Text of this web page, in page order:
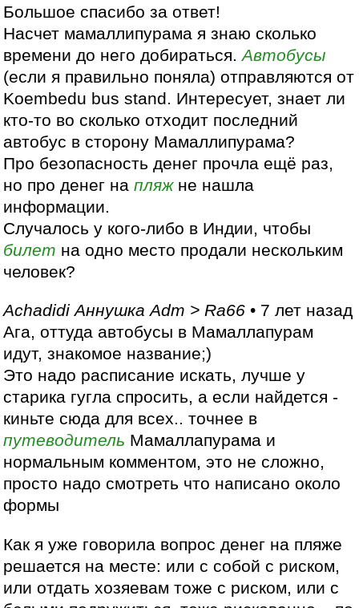
Большое спасибо за ответ!
Насчет мамаллипурама я знаю сколько
времени до него добираться.Автобусы
(если я правильно поняла) отправляются от
Koembedu bus stand. Интересует, знает ли
кто-то во сколько отходит последний
автобус в сторону Мамаллипурама?
Про безопасность денег прочла ещё раз,
но про денег напляжне нашла
информации.
Случалось у кого-либо в Индии, чтобы
билет на одно место продали нескольким
человек?
Achadidi Аннушка Adm > Ra66 • 7 лет назад
Ага, оттуда автобусы в Мамаллапурам
идут, знакомое название;)
Это надо расписание искать, лучше у
старика гугла спросить, а если найдется -
киньте сюда для всех.. точнее в
путеводитель Мамаллапурама и
нормальным комментом, это не сложно,
просто надо смотреть что написано около
формы
Как я уже говорила вопрос денег на пляже
решается на месте: или с собой с риском,
или отдать хозяевам тоже с риском, или с